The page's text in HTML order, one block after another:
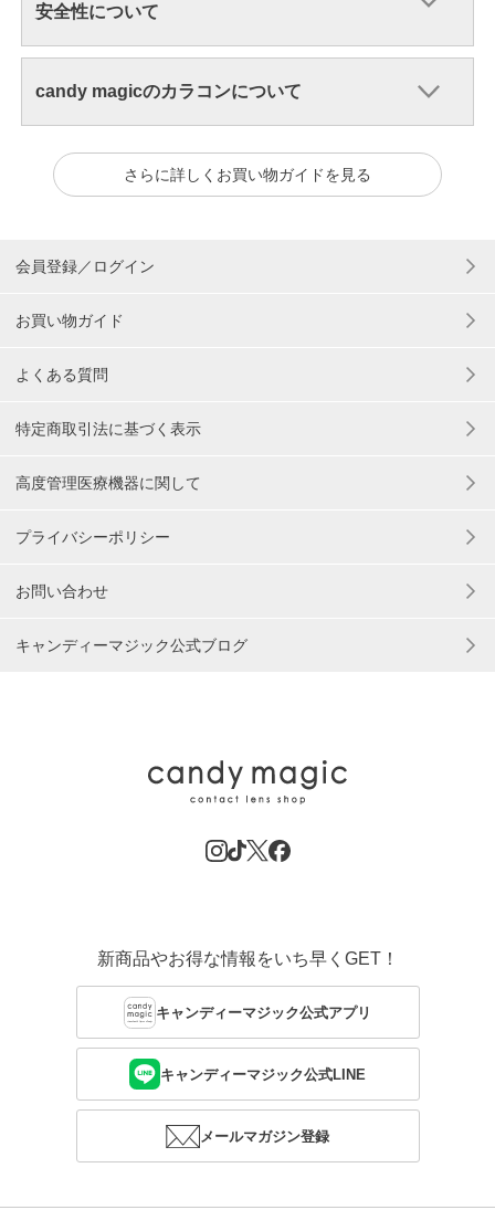
安全性について
candy magicのカラコンについて
さらに詳しくお買い物ガイドを見る
会員登録／ログイン
お買い物ガイド
よくある質問
特定商取引法に基づく表示
高度管理医療機器に関して
プライバシーポリシー
お問い合わせ
キャンディーマジック公式ブログ
新商品やお得な情報をいち早くGET！
キャンディーマジック公式アプリ
キャンディーマジック公式LINE
メールマガジン登録